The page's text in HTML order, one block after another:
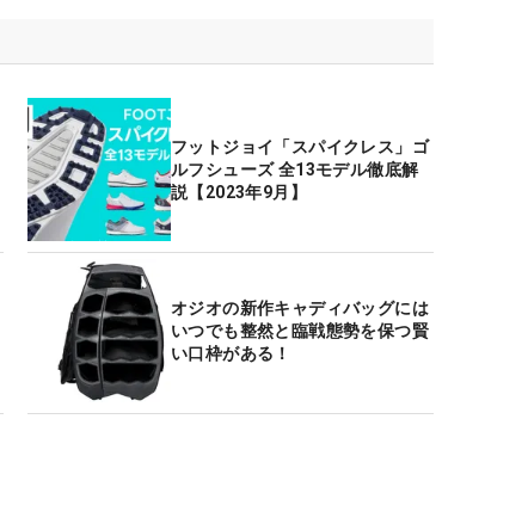
フットジョイ「スパイクレス」ゴ
ルフシューズ 全13モデル徹底解
説【2023年9月】
オジオの新作キャディバッグには
いつでも整然と臨戦態勢を保つ賢
い口枠がある！